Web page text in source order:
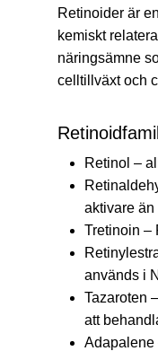
Retinoider är
kemiskt
näringsämne
celltillväxt och
Retinol –
aktivare än
Tretinoin –
används i
Tazaroten
att
Adapalene